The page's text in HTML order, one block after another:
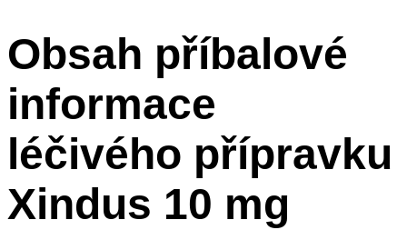
Obsah příbalové
informace
léčivého přípravku
Xindus 10 mg